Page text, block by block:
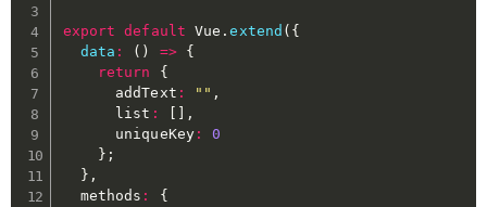
export default Vue .extend ( {
data : ( ) =>
{
return
{
      addText
: "" ,
      list
:
,
      uniqueKey
:
0
} ;
} ,
  methods
:
{